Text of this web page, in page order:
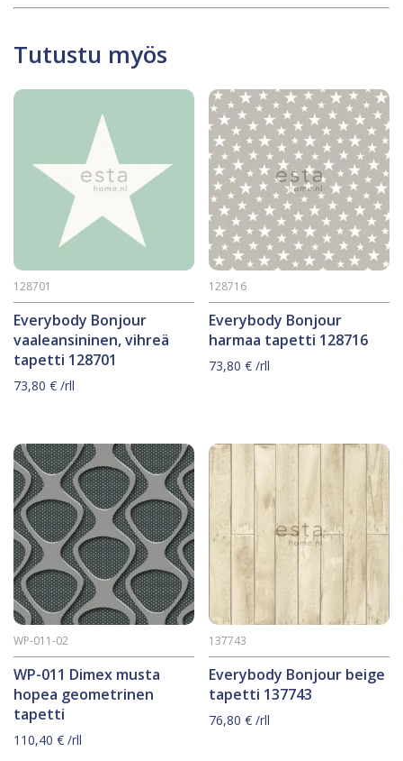
Tutustu myös
Everybody Bonjour
vaaleansininen, vihreä
tapetti 128701
128701
73,80 € /rll
Everybody Bonjour
harmaa tapetti 128716
128716
73,80€ /rll
WP-011 Dimex musta
hopea geometrinen
tapetti
WP-011-02
110,40 € /rll
Everybody Bonjour beige
tapetti 137743
137743
76,80€ /rll